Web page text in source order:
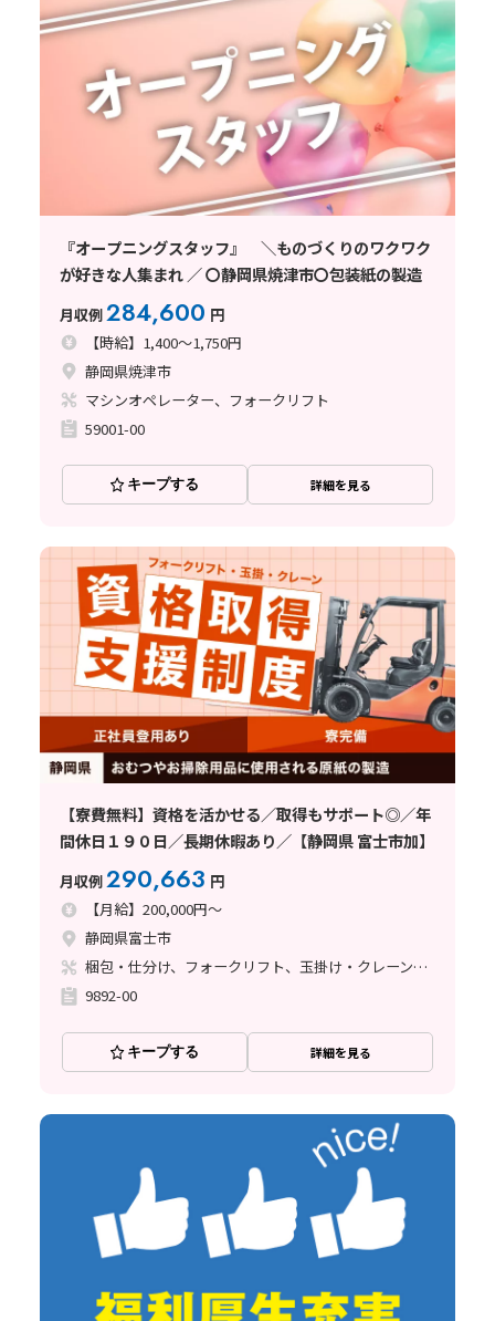
『オープニングスタッフ』 ＼ものづくりのワクワク
が好きな人集まれ ／ 〇静岡県焼津市〇包装紙の製造
月収例284,600 円
【時給】1,400～1,750円
静岡県焼津市
マシンオペレーター、フォークリフト
59001-00
キープする 詳細を見る
【寮費無料】資格を活かせる／取得もサポート◎／年
間休日１９０日／長期休暇あり／【静岡県 富士市加】
月収例290,663 円
【月給】200,000円～
静岡県富士市
梱包・仕分け、フォークリフト、玉掛け・クレーン、その他
9892-00
キープする 詳細を見る